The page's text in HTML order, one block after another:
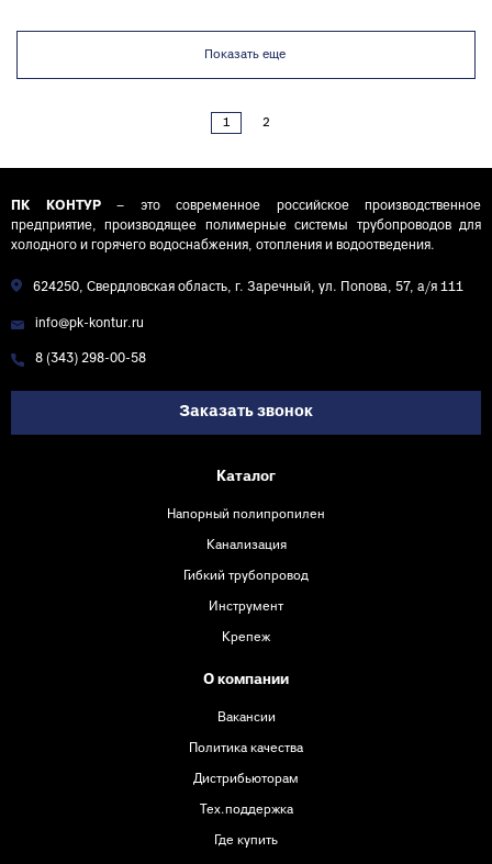
Показать еще
1 2
ПК КОНТУР– это современное российское производственное
предприятие, производящее полимерные системы трубопроводов для
холодного и горячего водоснабжения, отопления и водоотведения.
624250, Свердловская область, г. Заречный, ул. Попова, 57, а/я 111
info@pk-kontur.ru
8 (343) 298-00-58
Заказать звонок
Каталог
Напорный полипропилен
Канализация
Гибкий трубопровод
Инструмент
Крепеж
О компании
Вакансии
Политика качества
Дистрибьюторам
Тех.поддержка
Где купить